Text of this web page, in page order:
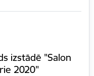
izstādē "Salon
2020"